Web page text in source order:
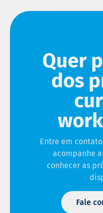
Quer
dos
Entre em contato
acompanhe
conhecer as
Fale